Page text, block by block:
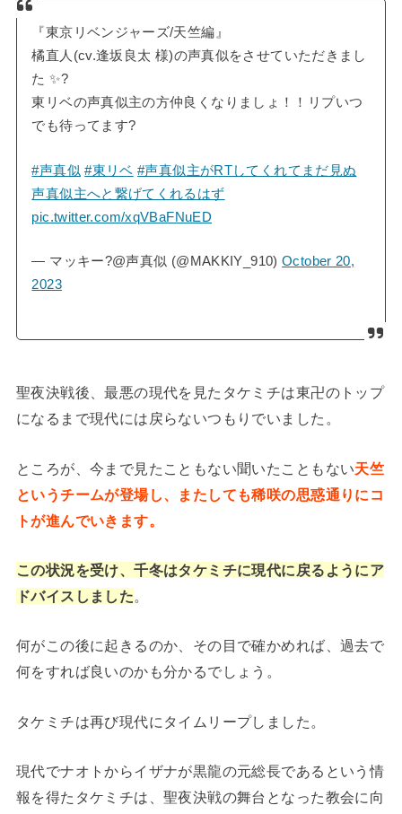
『東京リベンジャーズ/天竺編』
橘直人(cv.逢坂良太 様)の声真似をさせていただきまし
た ✨?
東リベの声真似主の方仲良くなりましょ！！リプいつ
でも待ってます?
#声真似 #東リベ #声真似主がRTしてくれてまだ見ぬ
声真似主へと繋げてくれるはず
pic.twitter.com/xqVBaFNuED
— マッキー?@声真似 (@MAKKIY_910)October 20,
2023
聖夜決戦後、最悪の現代を見たタケミチは東卍のトップ
になるまで現代には戻らないつもりでいました。
ところが、今まで見たこともない聞いたこともない天竺
というチームが登場し、またしても稀咲の思惑通りにコ
トが進んでいきます。
この状況を受け、千冬はタケミチに現代に戻るようにア
ドバイスしました。
何がこの後に起きるのか、その目で確かめれば、過去で
何をすれば良いのかも分かるでしょう。
タケミチは再び現代にタイムリープしました。
現代でナオトからイザナが黒龍の元総長であるという情
報を得たタケミチは、聖夜決戦の舞台となった教会に向